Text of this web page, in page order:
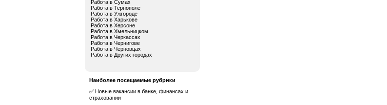
Работа в Сумах
Работа в Тернополе
Работа в Ужгороде
Работа в Харькове
Работа в Херсоне
Работа в Хмельницком
Работа в Черкассах
Работа в Чернигове
Работа в Черновцах
Работа в Других городах
Наиболее посещаемые рубрики
✅ Новые вакансии в банке, финансах и
страховании